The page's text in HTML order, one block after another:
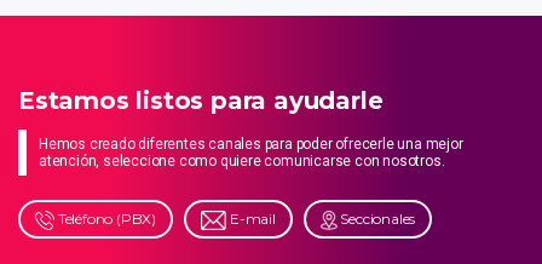
Estamos listos para ayudarle
Hemos creado diferentes canales para poder ofrecerle una mejor
atención, seleccione como quiere comunicarse con nosotros.
Teléfono (PBX) E-mail Seccionales